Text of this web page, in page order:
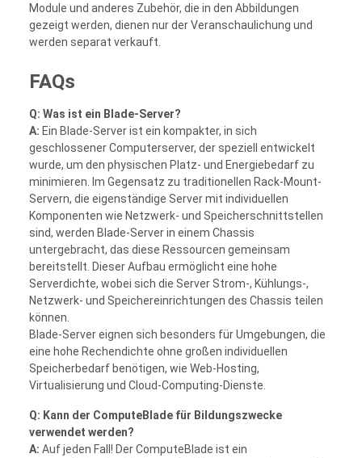
Module und anderes Zubehör, die in den Abbildungen
gezeigt werden, dienen nur der Veranschaulichung und
werden separat verkauft.
FAQs
Q: Was ist ein Blade-Server?
A: Ein Blade-Server ist ein kompakter, in sich
geschlossener Computerserver, der speziell entwickelt
wurde, um den physischen Platz- und Energiebedarf zu
minimieren. Im Gegensatz zu traditionellen Rack-Mount-
Servern, die eigenständige Server mit individuellen
Komponenten wie Netzwerk- und Speicherschnittstellen
sind, werden Blade-Server in einem Chassis
untergebracht, das diese Ressourcen gemeinsam
bereitstellt. Dieser Aufbau ermöglicht eine hohe
Serverdichte, wobei sich die Server Strom-, Kühlungs-,
Netzwerk- und Speichereinrichtungen des Chassis teilen
können.
Blade-Server eignen sich besonders für Umgebungen, die
eine hohe Rechendichte ohne großen individuellen
Speicherbedarf benötigen, wie Web-Hosting,
Virtualisierung und Cloud-Computing-Dienste.
Q: Kann der ComputeBlade für Bildungszwecke
verwendet werden?
A: Auf jeden Fall! Der ComputeBlade ist ein